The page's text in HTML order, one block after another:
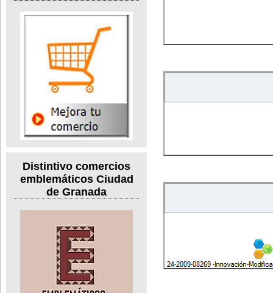
Distintivo comercios
emblemáticos Ciudad
de Granada